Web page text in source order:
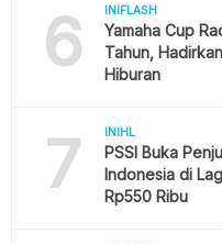
6 INIFLASH
Yamaha Cup
Tahun,
Hiburan
7 INIHL
PSSI Buka
Indonesia di
Rp550 Ribu